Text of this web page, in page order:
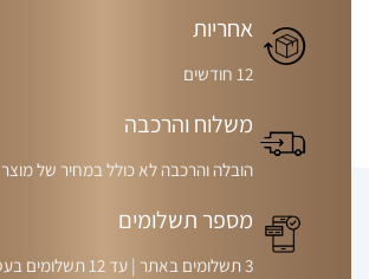
אחריות
12 חודשים
משלוח והרכבה
הובלה והרכבה לא כולל במחיר של מוצר
מספר תשלומים
3 תשלומים באתר | עד 12 תשלומים בעסקה טלפונית